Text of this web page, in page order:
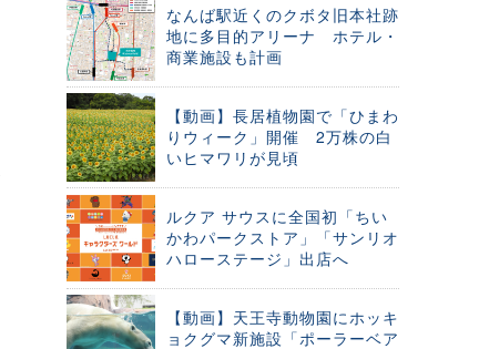
なんば駅近くのクボタ旧本社跡
地に多目的アリーナ ホテル・
商業施設も計画
【動画】長居植物園で「ひまわ
りウィーク」開催 2万株の白
いヒマワリが見頃
ルクア サウスに全国初「ちい
かわパークストア」「サンリオ
ハローステージ」出店へ
【動画】天王寺動物園にホッキ
ョクグマ新施設「ポーラーベア